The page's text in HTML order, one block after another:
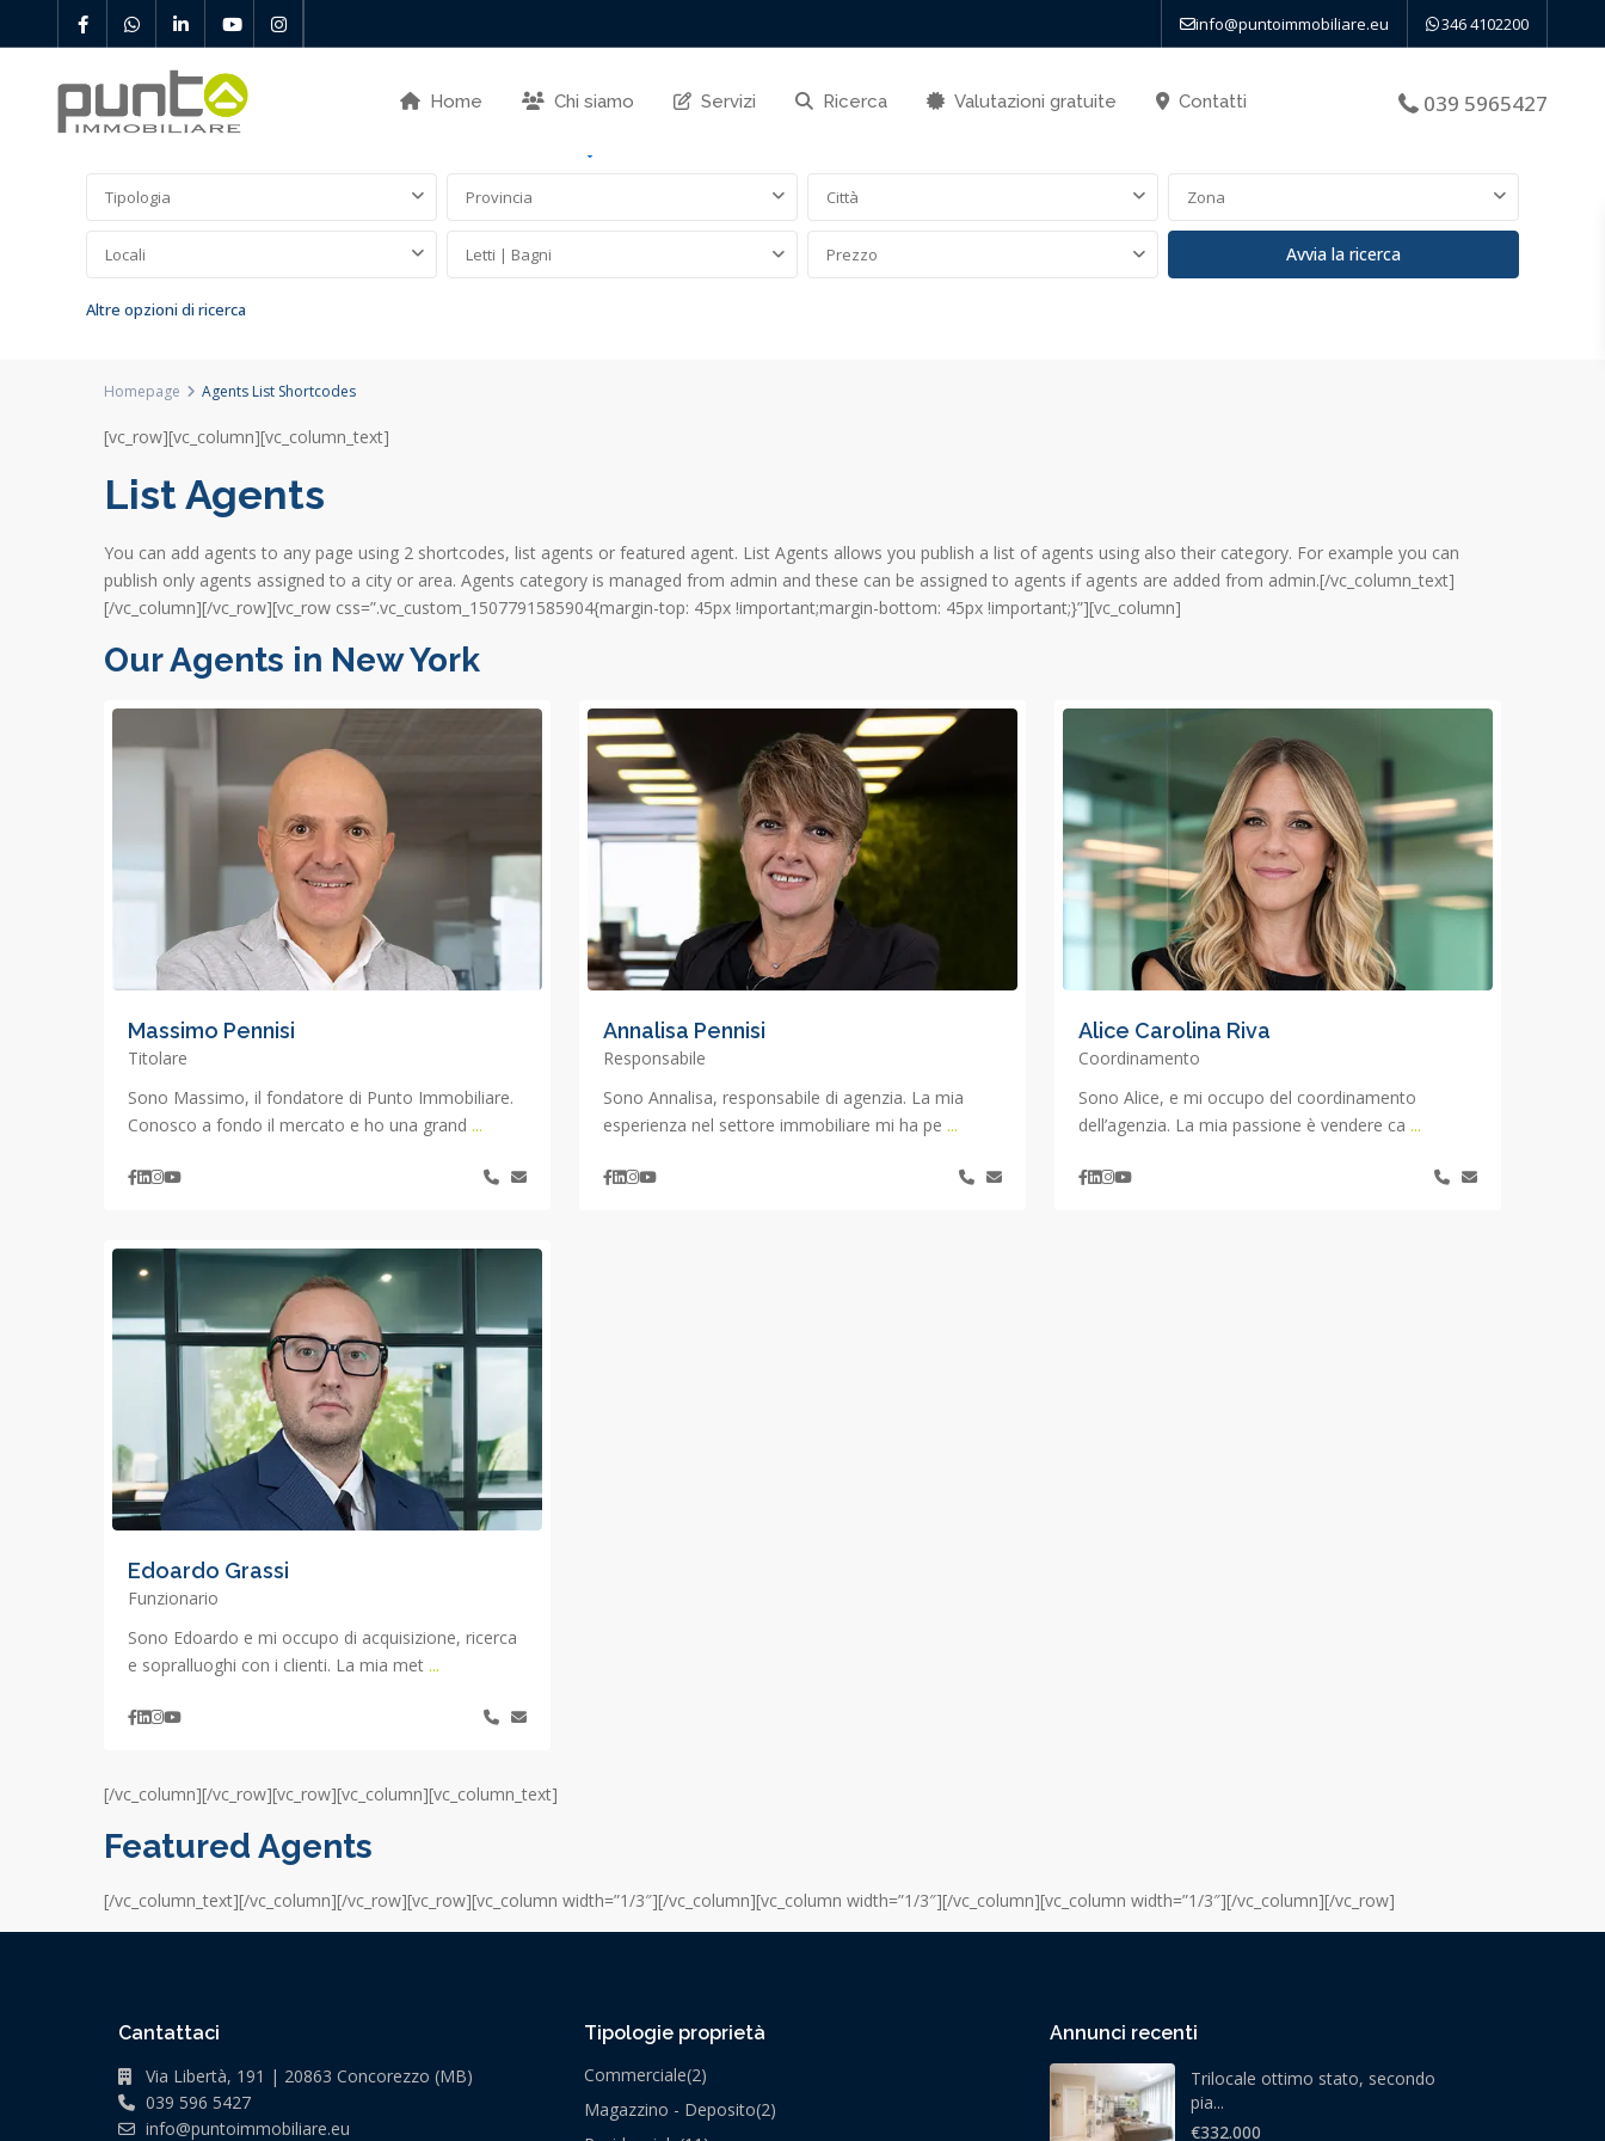
info@puntoimmobiliare.eu 346 4102200
Home Chi siamo Servizi Ricerca Valutazioni gratuite Contatti 039 5965427
Tipologia Provincia Città Zona
Locali Letti | Bagni Prezzo
Altre opzioni di ricerca
Homepage Agents List Shortcodes
[vc_row][vc_column][vc_column_text]
List Agents
You can add agents to any page using 2 shortcodes, list agents or featured agent. List Agents allows you publish a list of agents using also their category. For example you can
publish only agents assigned to a city or area. Agents category is managed from admin and these can be assigned to agents if agents are added from admin.[/vc_column_text]
[/vc_column][/vc_row][vc_row css=”.vc_custom_1507791585904{margin-top: 45px !important;margin-bottom: 45px !important;}”][vc_column]
Our Agents in New York
Massimo Pennisi
Titolare
Sono Massimo, il fondatore di Punto Immobiliare.
Conosco a fondo il mercato e ho una grand ...
Annalisa Pennisi
Responsabile
Sono Annalisa, responsabile di agenzia. La mia
esperienza nel settore immobiliare mi ha pe ...
Alice Carolina Riva
Coordinamento
Sono Alice, e mi occupo del coordinamento
dell’agenzia. La mia passione è vendere ca ...
Edoardo Grassi
Funzionario
Sono Edoardo e mi occupo di acquisizione, ricerca
e sopralluoghi con i clienti. La mia met ...
[/vc_column][/vc_row][vc_row][vc_column][vc_column_text]
Featured Agents
[/vc_column_text][/vc_column][/vc_row][vc_row][vc_column width=”1/3″][/vc_column][vc_column width=”1/3″][/vc_column][vc_column width=”1/3″][/vc_column][/vc_row]
Cantattaci
Via Libertà, 191 | 20863 Concorezzo (MB)
039 596 5427
info@puntoimmobiliare.eu
Tipologie proprietà
Commerciale(2)
Magazzino - Deposito(2)
Annunci recenti
Trilocale ottimo stato, secondo
pia...
€332.000